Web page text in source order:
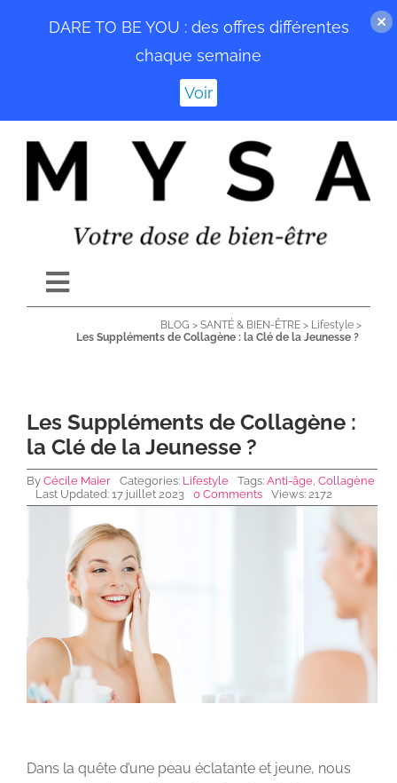
contenu
Toggle
Navigation
ACCUEIL
NEWS DE FOREO
SKINCARE
SANTÉ & BIEN-ÊTRE
À PROPOS
BLOG > SANTÉ & BIEN-ÊTRE > Lifestyle >
Les Suppléments de Collagène : la Clé de la Jeunesse ?
Les Suppléments de Collagène :
la Clé de la Jeunesse ?
By Cécile Maier Categories: Lifestyle Tags: Anti-âge Collagène
Last Updated: 17 juillet 2023
0 Comments Views: 2172
Dans la quête d’une peau éclatante et jeune, nous
DARE TO BE YOU : des offres différentes
chaque semaine
Voir